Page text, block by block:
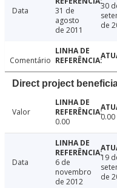
Data
31 de
agosto
de 2011
30
de
Comentário
Direct project
Valor
0.00
0.00
Data
6 de
novembro
de 2012
19
de